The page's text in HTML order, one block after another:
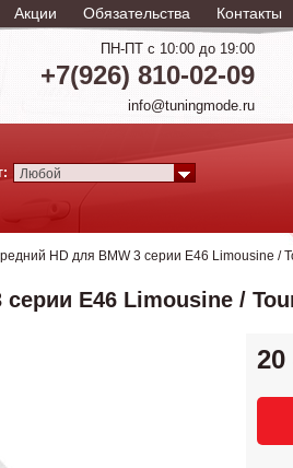
ПН-ПТ с 10:00 до 19:00
+7(926) 810-02-09
info@tuningmode.ru
Акции Обязательства Контакты
Любой
HD для BMW 3 серии E46 Limousine /
E46 Limousine /
20